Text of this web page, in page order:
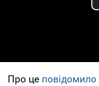
Про це повідомило